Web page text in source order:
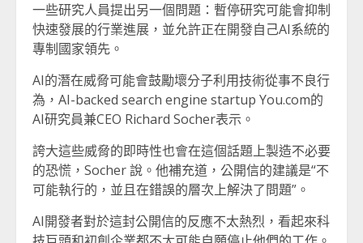
一些研究人員提出另一個問題：暫停研究可能會抑制
快速發展的行業進展，並允許正在開發自己AI系統的
專制國家領先。
AI的潛在威脅可能會鼓勵壞分子利用技術從事不良行
為，AI-backed search engine startup You.com的
AI研究員兼CEO Richard Socher表示。
誇大這些威脅的即時性也會在這個話題上製造不必要
的恐慌，Socher 說。他補充道，公開信的建議是“不
可能執行的，並且在錯誤的層次上解決了問題”。
AI開發者對於這封公開信的反應不太熱烈，看起來科